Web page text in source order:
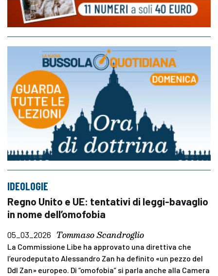
IDEOLOGIE
Regno Unito e UE: tentativi di leggi-bavaglio
in nome dell’omofobia
05_03_2026 Tommaso Scandroglio
La Commissione Libe ha approvato una direttiva che
l’eurodeputato Alessandro Zan ha definito «un pezzo del
Ddl Zan» europeo. Di “omofobia” si parla anche alla Camera